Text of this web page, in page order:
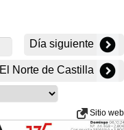
Día siguiente
El Norte de Castilla
Sitio web